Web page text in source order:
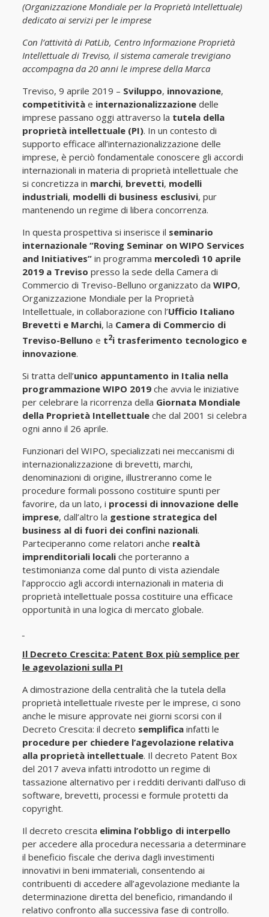
(Organizzazione Mondiale per la Proprietà Intellettuale)
dedicato ai servizi per le imprese
Con l’attività di PatLib, Centro Informazione Proprietà
Intellettuale di Treviso, il sistema camerale trevigiano
accompagna da 20 anni le imprese della Marca
Treviso, 9 aprile 2019 – Sviluppo, innovazione,
competitivitàe internazionalizzazionedelle
imprese passano oggi attraverso la tutela della
proprietà intellettuale (PI). In un contesto di
supporto efficace all’internazionalizzazione delle
imprese, è perciò fondamentale conoscere gli accordi
internazionali in materia di proprietà intellettuale che
si concretizza in marchi, brevetti, modelli
industriali, modelli di business esclusivi, pur
mantenendo un regime di libera concorrenza.
In questa prospettiva si inserisce il seminario
internazionale “Roving Seminar on WIPO Services
and Initiatives”in programma mercoledì 10 aprile
2019 a Treviso presso la sede della Camera di
Commercio di Treviso-Belluno organizzato da WIPO,
Organizzazione Mondiale per la Proprietà
Intellettuale, in collaborazione con l’Ufficio Italiano
Brevetti e Marchi, la Camera di Commercio di
Treviso-Belluno e t2i trasferimento tecnologico e
innovazione.
Si tratta dell’unico appuntamento in Italia nella
programmazione WIPO 2019che avvia le iniziative
per celebrare la ricorrenza della Giornata Mondiale
della Proprietà Intellettualeche dal 2001 si celebra
ogni anno il 26 aprile.
Funzionari del WIPO, specializzati nei meccanismi di
internazionalizzazione di brevetti, marchi,
denominazioni di origine, illustreranno come le
procedure formali possono costituire spunti per
favorire, da un lato, i processi di innovazione delle
imprese, dall’altro la gestione strategica del
business al di fuori dei confini nazionali.
Parteciperanno come relatori anche realtà
imprenditoriali localiche porteranno a
testimonianza come dal punto di vista aziendale
l’approccio agli accordi internazionali in materia di
proprietà intellettuale possa costituire una efficace
opportunità in una logica di mercato globale.
Il Decreto Crescita: Patent Box più semplice per
le agevolazioni sulla PI
A dimostrazione della centralità che la tutela della
proprietà intellettuale riveste per le imprese, ci sono
anche le misure approvate nei giorni scorsi con il
Decreto Crescita: il decreto semplificainfatti le
procedure per chiedere l’agevolazione relativa
alla proprietà intellettuale. Il decreto Patent Box
del 2017 aveva infatti introdotto un regime di
tassazione alternativo per i redditi derivanti dall’uso di
software, brevetti, processi e formule protetti da
copyright.
Il decreto crescita elimina l’obbligo di interpello
per accedere alla procedura necessaria a determinare
il beneficio fiscale che deriva dagli investimenti
innovativi in beni immateriali, consentendo ai
contribuenti di accedere all’agevolazione mediante la
determinazione diretta del beneficio, rimandando il
relativo confronto alla successiva fase di controllo.